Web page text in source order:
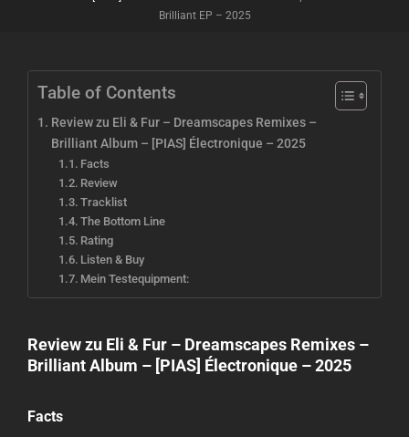
Brilliant EP – 2025
Table of Contents
Review zu Eli & Fur – Dreamscapes Remixes –
Brilliant Album – [PIAS] Électronique – 2025
Facts
Review
Tracklist
The Bottom Line
Rating
Listen & Buy
Mein Testequipment:
Review zu Eli & Fur – Dreamscapes Remixes –
Brilliant Album – [PIAS] Électronique – 2025
Facts